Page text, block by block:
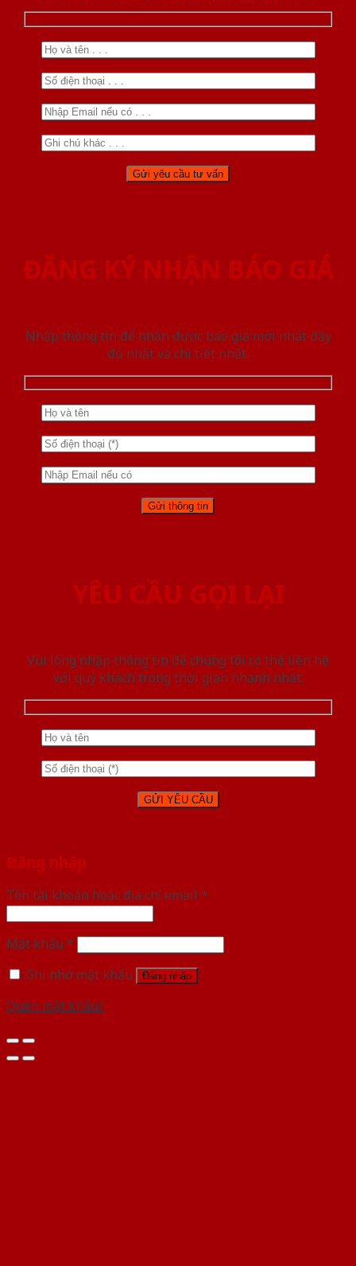
ĐĂNG KÝ NHẬN BÁO GIÁ
Nhập thông tin để nhận được báo giá mới nhât đầy
đủ nhất và chi tiết nhất.
YÊU CẦU GỌI LẠI
Vui lòng nhập thông tin để chúng tôi có thể liên hệ
với quý khách trong thời gian nhanh nhất.
Đăng nhập
Tên tài khoản hoặc địa chỉ email *
Mật khẩu *
Ghi nhớ mật khẩu
Đăng nhập
Quên mật khẩu?